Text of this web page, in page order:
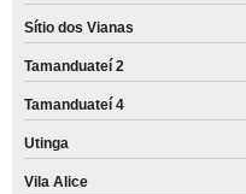
Sítio dos Vianas
Tamanduateí 2
Tamanduateí 4
Utinga
Vila Alice